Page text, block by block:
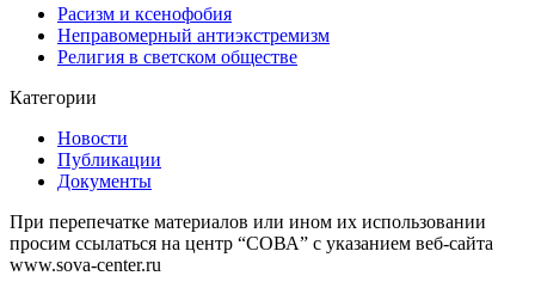
Расизм и ксенофобия
Неправомерный антиэкстремизм
Религия в светском обществе
Категории
Новости
Публикации
Документы
При перепечатке материалов или ином их использовании
просим ссылаться на центр “СОВА” с указанием веб-сайта
www.sova-center.ru